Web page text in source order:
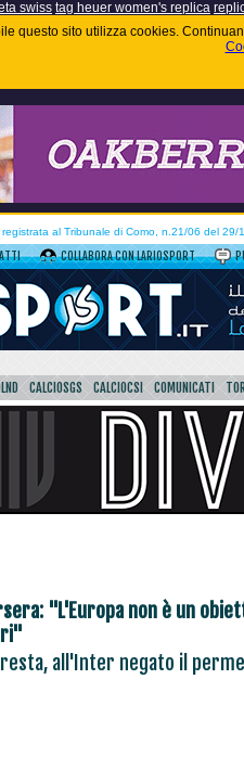
swiss tag heuer women's replica
questo sito utilizza cookies.
al Tribunale di Como, n.21/06 del 29/
COLLABORA CON LARIOSPORT
CALCIOSGS CALCIOCSI COMUNICATI
"L'Europa non è un
resta, all'Inter negato il